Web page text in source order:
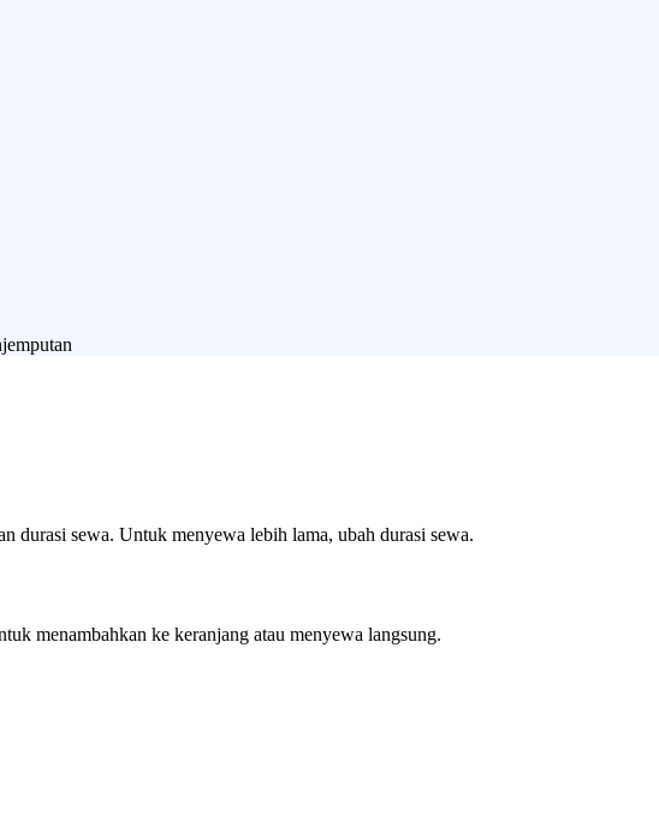
durasi sewa. Untuk menyewa lebih lama, ubah durasi sewa.
menambahkan ke keranjang atau menyewa langsung.